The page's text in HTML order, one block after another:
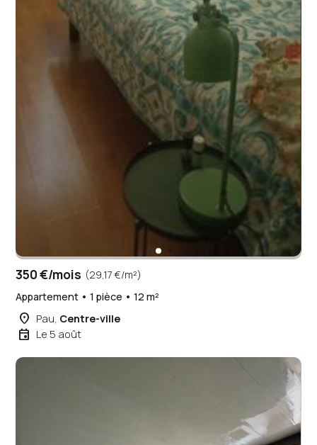
350 €/mois (29,17 €/m²)
Appartement • 1 pièce • 12 m²
place Pau, Centre-ville
event Le 5 août